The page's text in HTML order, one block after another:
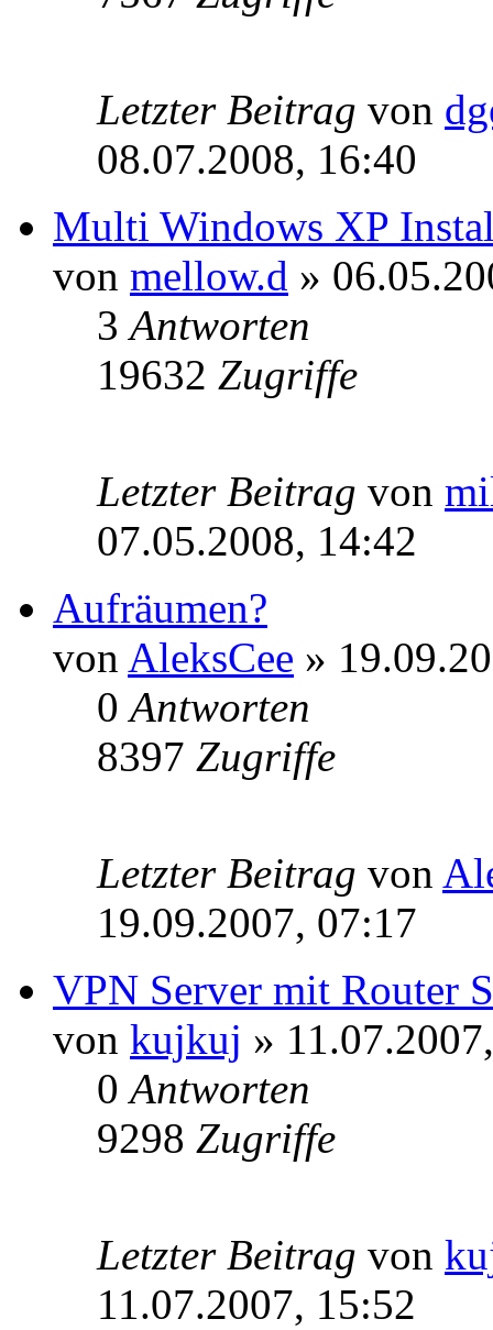
Letzter Beitrag von
08.07.2008, 16:40
Multi Windows XP
von mellow.d »
3Antworten
19632 Zugriffe
Letzter Beitrag von
07.05.2008, 14:42
Aufräumen?
von AleksCee »
0Antworten
8397 Zugriffe
Letzter Beitrag von
19.09.2007, 07:17
VPN Server mit Router
von kujkuj »
0Antworten
9298 Zugriffe
Letzter Beitrag von
11.07.2007, 15:52